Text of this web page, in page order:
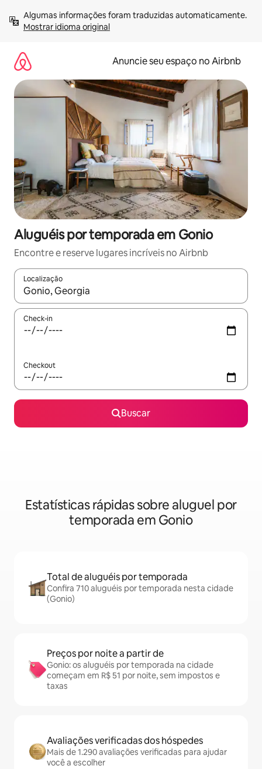
para
Mostrar idioma original
Anuncie seu espaço no Airbnb
Aluguéis por temporada em Gonio
Encontre e reserve lugares incríveis no Airbnb
Localização
Quando os resultados estiverem disponíveis, explore-os
Check-in
Checkout
Buscar
Estatísticas rápidas sobre aluguel por
temporada em Gonio
Total de aluguéis por temporada
Confira 710 aluguéis por temporada nesta cidade
(Gonio)
Preços por noite a partir de
Gonio: os aluguéis por temporada na cidade
começam em R$ 51 por noite, sem impostos e
taxas
Avaliações verificadas dos hóspedes
Mais de 1.290 avaliações verificadas para ajudar
você a escolher